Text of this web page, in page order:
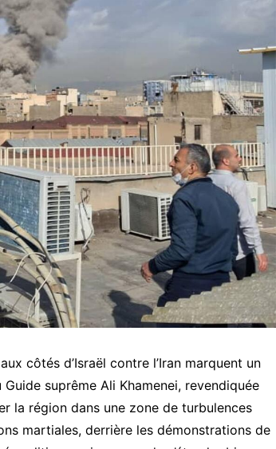
côtés d’Israël contre l’Iran marquent un
suprême Ali Khamenei, revendiquée
la région dans une zone de turbulences
martiales, derrière les démonstrations de